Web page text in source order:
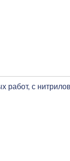
работ, с